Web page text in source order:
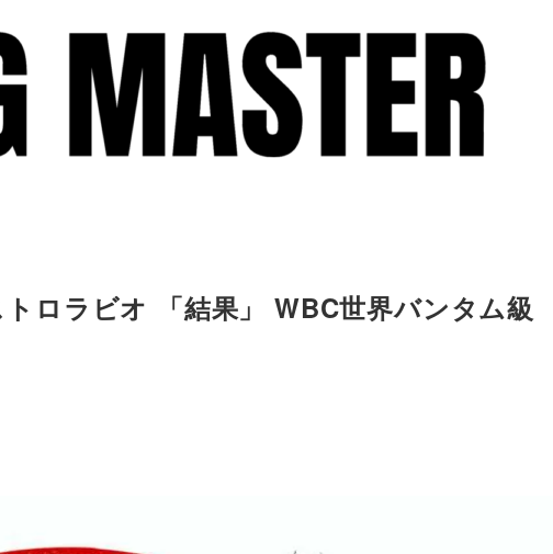
ロラビオ 「結果」 WBC世界バンタム級